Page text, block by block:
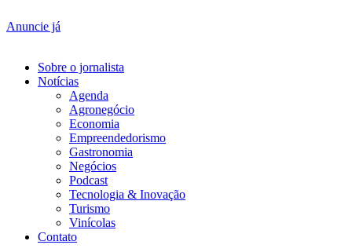
Anuncie já
Sobre o jornalista
Notícias
Agenda
Agronegócio
Economia
Empreendedorismo
Gastronomia
Negócios
Podcast
Tecnologia & Inovação
Turismo
Vinícolas
Contato